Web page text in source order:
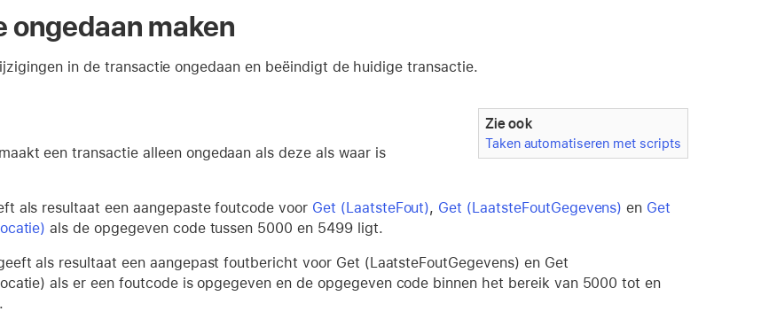
ongedaan maken
in de transactie ongedaan en beëindigt de huidige transactie.
Zie ook
Taken automatiseren met scripts
maakt een transactie alleen ongedaan als deze als waar is
als resultaat een aangepaste foutcode voor Get (LaatsteFout), Get (LaatsteFoutGegevens) en Get
als de opgegeven code tussen 5000 en 5499 ligt.
als resultaat een aangepast foutbericht voor Get (LaatsteFoutGegevens) en Get
als er een foutcode is opgegeven en de opgegeven code binnen het bereik van 5000 tot en